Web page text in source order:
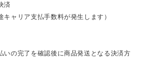
済
キャリア支払手数料が発生します）
いの完了を確認後に商品発送となる決済方